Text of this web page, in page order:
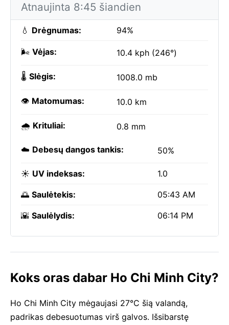
Atnaujinta 8:45 šiandien
💧 Drėgnumas: 94%
🌬️ Vėjas: 10.4 kph (246°)
🌡️ Slėgis: 1008.0 mb
👁️ Matomumas: 10.0 km
🌧️ Krituliai: 0.8 mm
☁️ Debesų dangos tankis: 50%
☀️ UV indeksas: 1.0
🌅 Saulėtekis: 05:43 AM
🌇 Saulėlydis: 06:14 PM
Koks oras dabar Ho Chi Minh City?
Ho Chi Minh City mėgaujasi 27°C šią valandą,
padrikas debesuotumas virš galvos. Išsibarstę